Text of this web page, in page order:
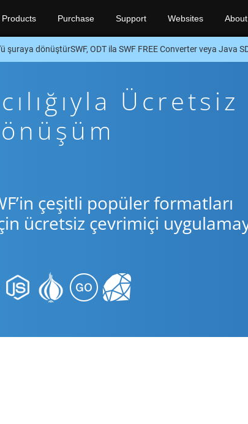
Products Purchase Support Websites About
şuraya dönüştürSWF, ODT ila SWF FREE Converter veya Java
Ücretsiz
çeşitli popüler formatları
ücretsiz çevrimiçi